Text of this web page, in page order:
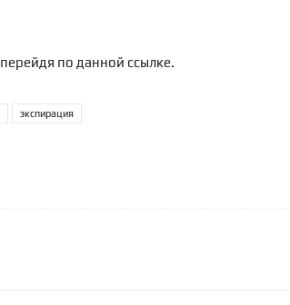
по данной ссылке.
экспирация